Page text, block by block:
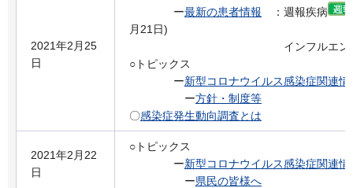
2021年2月25
日
ー最新の患者情報 ：週報疾病
月21日)
インフルエンザの流
○トピックス
ー新型コロナウイルス感染症関連情
ー方針・制度等
〇感染症発生動向調査とは
2021年2月22
日
○トピックス
ー新型コロナウイルス感染症関連情
ー県民の皆様へ